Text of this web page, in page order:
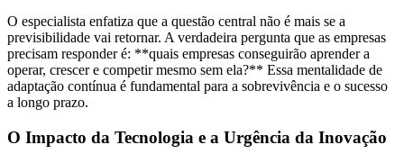
O especialista enfatiza que a questão central não é mais se a
previsibilidade vai retornar. A verdadeira pergunta que as empresas
precisam responder é: **quais empresas conseguirão aprender a
operar, crescer e competir mesmo sem ela?** Essa mentalidade de
adaptação contínua é fundamental para a sobrevivência e o sucesso
a longo prazo.
O Impacto da Tecnologia e a Urgência da Inovação